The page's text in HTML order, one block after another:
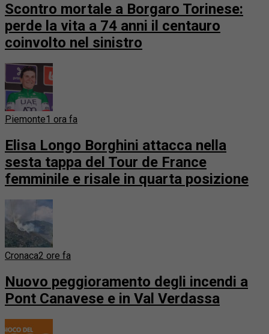
Scontro mortale a Borgaro Torinese:
perde la vita a 74 anni il centauro
coinvolto nel sinistro
Piemonte1 ora fa
Elisa Longo Borghini attacca nella
sesta tappa del Tour de France
femminile e risale in quarta posizione
Cronaca2 ore fa
Nuovo peggioramento degli incendi a
Pont Canavese e in Val Verdassa